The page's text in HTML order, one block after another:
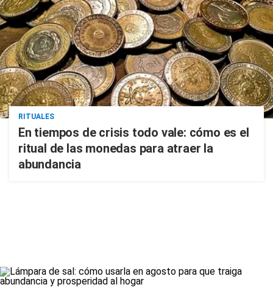
RITUALES
En tiempos de crisis todo vale: cómo es el
ritual de las monedas para atraer la
abundancia